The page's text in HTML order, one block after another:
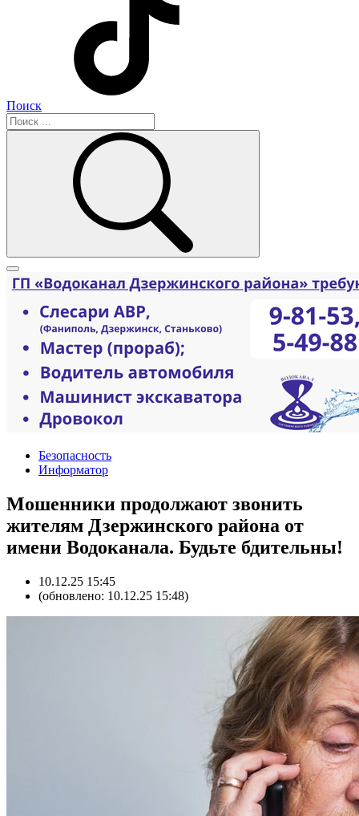
Поиск
Безопасность
Информатор
Мошенники продолжают звонить
жителям Дзержинского района от
имени Водоканала. Будьте бдительны!
10.12.25 15:45
(обновлено: 10.12.25 15:48)